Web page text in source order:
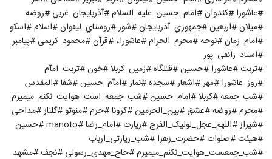
#عاشورا #کندوان #امام_حسین_علیه_السلام #آذربايجان_غربي #روضه
#میلان #اربعین #جمهوري_آذربايجان #شور #روستاي_ليقوان #اسلام #اسکو
#امام_زمان #نوحه #محرم_الحرام #عاشوراء #قرآن #محمود_کریمی #پیامبر
#استاد_رائفی_پور
#تربت #عاشورا #حسین #قتلگاه #زمین_کربلا #خون #تربت_امآم
#روز_عاشورا #مهر #اشعار #سجده #نماز #امآم_حسین #شفا #المقدس
#شب_جمعه #کربلا #امام_حسین #شب_جمعه_است_هوایت_نکنم_میمیرم
#محرم #روضه #عشق #بین_الحرمین #کرونا #حرم #منوتو #گلناز #مداحی
#شیراز #اللهم_عجل_لولیک_الفرج #زیارت #امام_رضا #manoto #حسین
#هیئت #صلوات #حضرت_زهرا #شب_زیارتی_ارباب
#شب_جمعست_هوایت_نکنم_میمیرم #حاج_مهدی_رسولی #نجف #مشهد